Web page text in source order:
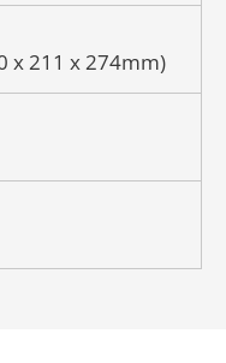
x 211 x 274mm)